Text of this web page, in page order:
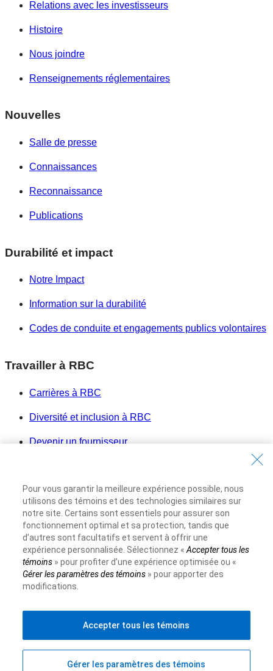
Relations avec les investisseurs
Histoire
Nous joindre
Renseignements réglementaires
Nouvelles
Salle de presse
Connaissances
Reconnaissance
Publications
Durabilité et impact
Notre Impact
Information sur la durabilité
Codes de conduite et engagements publics volontaires
Travailler à RBC
Carrières à RBC
Diversité et inclusion à RBC
Devenir un fournisseur
Conditions d’utilisation
Accessibilité
Protection des renseignements et Sécurité
Publicité et témoins
Pour vous garantir la meilleure expérience possible, nous
utilisons des témoins et des technologies similaires sur
notre site. Certains sont essentiels pour assurer son
fonctionnement optimal et sa protection, tandis que
d’autres sont facultatifs et servent à offrir une
expérience personnalisée. Sélectionnez « Accepter tous les
témoins» pour profiter d’une expérience optimisée ou «
Gérer les paramètres des témoins» pour apporter des
modifications.
Gérer les paramètres des témoins
Accepter tous les témoins